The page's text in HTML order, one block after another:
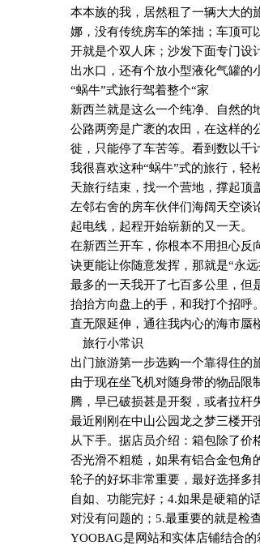
本本族的我，居然租了一辆大大的
娜，没有传统房车的笨拙；车顶可
开就是个双人床；沙发下面专门设
出水口，还有个放小型液化气罐的
“蜗牛”式旅行驾着整个“家
新西兰就是这么一个纯净、自然的
公路两旁是广袤的农田，在这样的
徙，只能停了车苦等。看到数以千
我很喜欢这种“蜗牛”式的旅行，轻
天旅行结束，找一个营地，撑起顶
左邻右舍的房车伙伴们海阔天空谈
起电线，起程开始崭新的又一天。
在新西兰开车，你根本不用担心反
诀更能让你随意发挥，那就是“永
最多的一天我开了七百多公里，但
抬抬方向盘上的手，和我打个招呼
直无限延伸，通往我内心的海市蜃
旅行小常识
出门旅游第一步选购一个靠得住的
由于现在坐飞机对随身带的物品限
腾，早已破损甚是开裂，或者拉杆
最近刚刚在中山公园龙之梦三楼开
从下手。据店员介绍：箱包除了价
否光滑不粗糙，如果有铝合金包角
轮子的好坏非常重要，最好选择多
自如、功能完好； 4.如果是硬箱的
对没有问题的； 5.最重要的就是检
YOOBAG是网站和实体店铺结合